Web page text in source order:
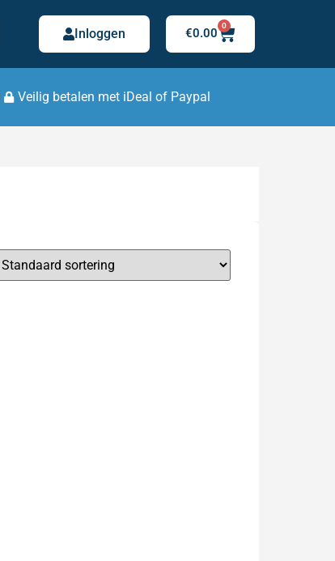
Inloggen €0.00
0
Veilig betalen met iDeal of Paypal